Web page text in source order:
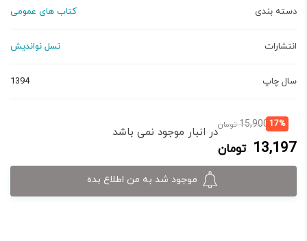
دسته بندی کتاب های عمومی
انتشارات نسل نواندیش
سال چاپ 1394
17%
15,900 تومانقیمت
اصلی:
13,197 تومان
قیمت
فعلی:
13,197 تومان.
در انبار موجود نمی باشد
موجود شد به من اطلاع بده